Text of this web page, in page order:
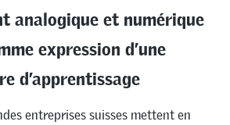
analogique et numérique
expression d’une
d’apprentissage
entreprises suisses mettent en